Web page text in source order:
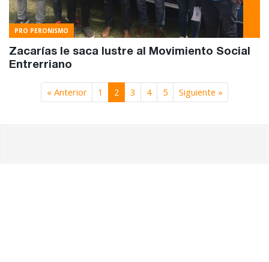
PRO PERONISMO
Zacarías le saca lustre al Movimiento Social
Entrerriano
« Anterior 1 2 3 4 5 Siguiente »